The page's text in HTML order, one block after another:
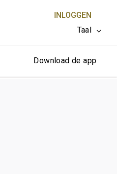
INLOGGEN
Taal
SLUITEN X
Download de app